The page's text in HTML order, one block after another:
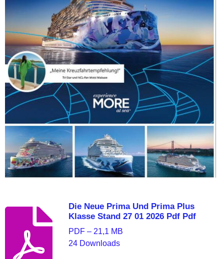
Die Neue Prima Und Prima Plus
Klasse Stand 27 01 2026 Pdf Pdf
PDF – 21,1 MB
24 Downloads